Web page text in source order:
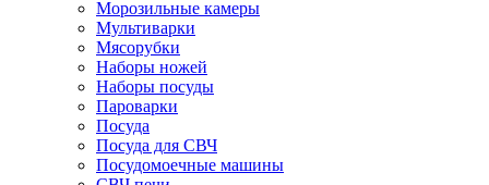
Морозильные камеры
Мультиварки
Мясорубки
Наборы ножей
Наборы посуды
Пароварки
Посуда
Посуда для СВЧ
Посудомоечные машины